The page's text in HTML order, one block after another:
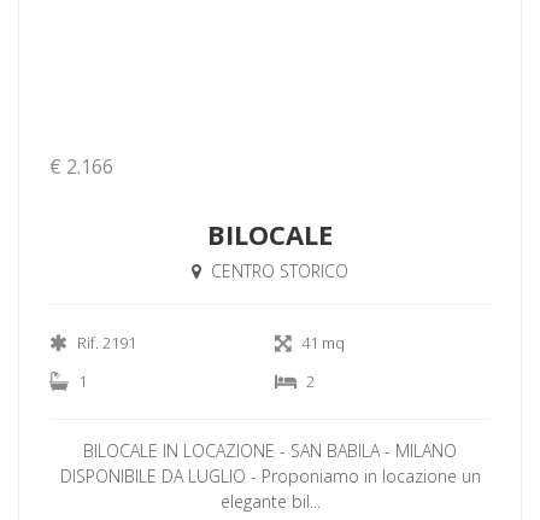
€ 2.166
BILOCALE
CENTRO STORICO
Rif. 2191
41 mq
1
2
BILOCALE IN LOCAZIONE - SAN BABILA - MILANO
DISPONIBILE DA LUGLIO - Proponiamo in locazione un
elegante bil...